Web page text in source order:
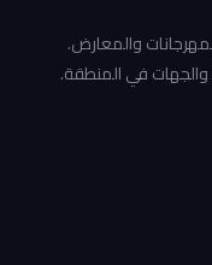
والمعارض.
في المنطقة.